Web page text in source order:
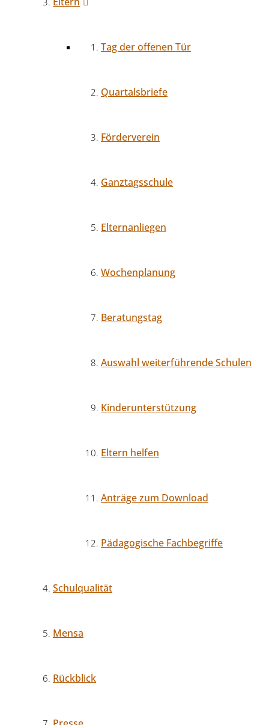
Tag der offenen Tür
Quartalsbriefe
Förderverein
Ganztagsschule
Elternanliegen
Wochenplanung
Beratungstag
Auswahl weiterführende Schulen
Kinderunterstützung
Eltern helfen
Anträge zum Download
Pädagogische Fachbegriffe
Schulqualität
Mensa
Rückblick